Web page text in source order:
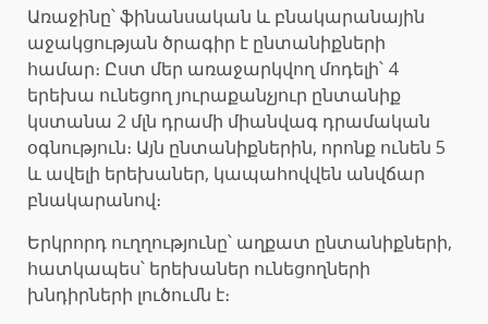
Առաջինը՝ ֆինանսական և բնակարանային
աջակցության ծրագիր է ընտանիքների
համար։ Ըստ մեր առաջարկվող մոդելի՝ 4
երեխա ունեցող յուրաքանչյուր ընտանիք
կստանա 2 մլն դրամի միանվագ դրամական
օգնություն։ Այն ընտանիքներին, որոնք ունեն 5
և ավելի երեխաներ, կապահովվեն անվճար
բնակարանով։
Երկրորդ ուղղությունը՝ աղքատ ընտանիքների,
հատկապես՝ երեխաներ ունեցողների
խնդիրների լուծումն է։